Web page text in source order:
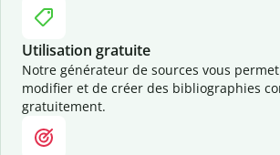
Utilisation gratuite
Notre générateur de sources vous
modifier et de créer des bibliographies
gratuitement.